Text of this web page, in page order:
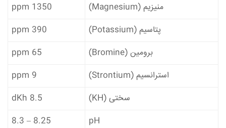
منیزیم (Magnesium)
پتاسیم (Potassium)
برومین (Bromine)
استرانسیم (Strontium)
سختی (KH)
pH